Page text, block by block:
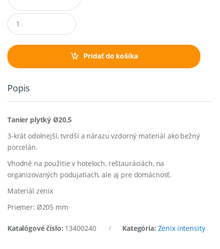
Q
u
a
t
i
Pridať do košíka
Popis
Tanier plytký Ø20,5
3-krát odolnejší, tvrdší a nárazu vzdorný materiál ako bežný
porcelán.
Vhodné na použitie v hoteloch, reštauráciách, na
organizovaných podujatiach, ale aj pre domácnosť.
Materiál zenix
Priemer: Ø205 mm
Katalógové číslo: 13400240 Kategória: Zenix intensity